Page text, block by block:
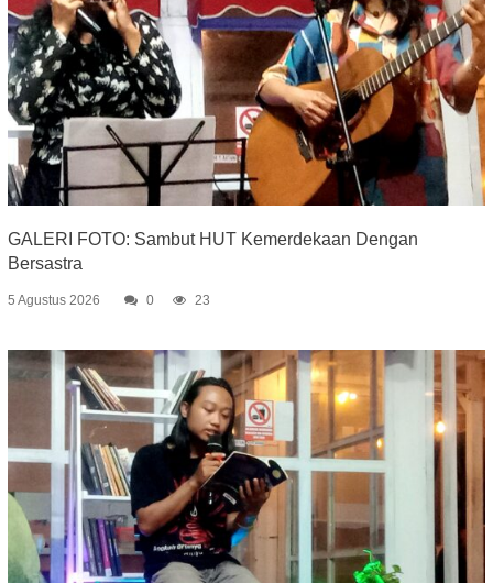
GALERI FOTO: Sambut HUT Kemerdekaan Dengan
Bersastra
5 Agustus 2026 0 23